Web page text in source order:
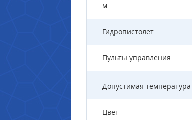
м
Гидропистолет
Пульты управления
Допустимая
Цвет